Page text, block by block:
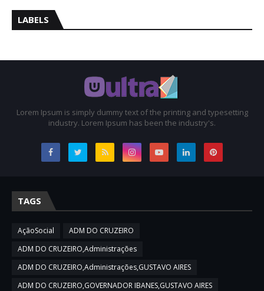
LABELS
Lorem Ipsum is simply dummy text of the printing and typesetting
industry. Lorem Ipsum has been the industry's.
TAGS
AçãoSocial
ADM DO CRUZEIRO
ADM DO CRUZEIRO,Administrações
ADM DO CRUZEIRO,Administrações,GUSTAVO AIRES
ADM DO CRUZEIRO,GOVERNADOR IBANES,GUSTAVO AIRES